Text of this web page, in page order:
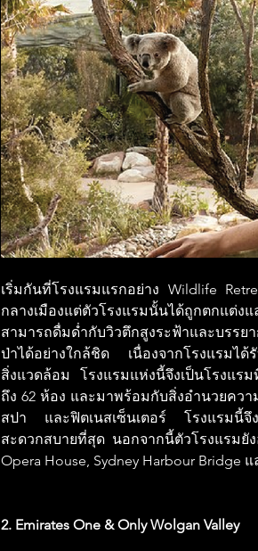
เริ่มกันที่โรงแรมแรกอย่าง Wildlife
กลางเมืองแต่ตัวโรงแรมนั้นได้ถูกตกแต่
สามารถดื่มด่ำกับวิวตึกสูงระฟ้าและบรร
ป่าได้อย่างใกล้ชิด เนื่องจากโรงแรมได้
สิ่งแวดล้อม โรงแรมแห่งนี้จึงเป็นโรงแร
ถึง 62 ห้อง และมาพร้อมกับสิ่งอำนวยคว
สปา และฟิตเนสเซ็นเตอร์ โรงแรมนี้จึง
สะดวกสบายที่สุด นอกจากนี้ตัวโรงแรมยั
Opera House, Sydney Harbour Bridge
2. Emirates One & Only Wolgan Valley